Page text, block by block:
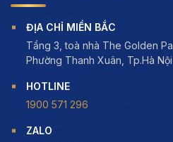
ĐỊA CHỈ MIỀN BẮC
Tầng 3, toà nhà The Golden
Phường Thanh Xuân, Tp.Hà Nội
HOTLINE
1900 571 296
ZALO